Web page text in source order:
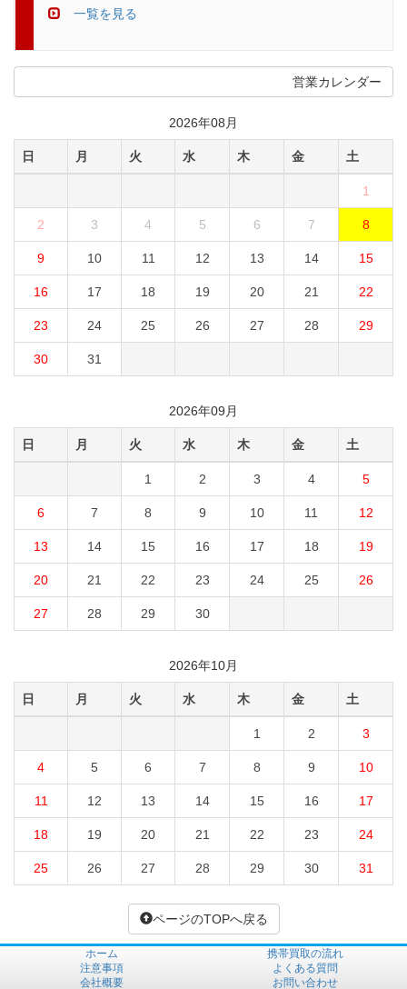
一覧を見る
営業カレンダー
2026年08月
日 月 火 水 木 金 土
1
2 3 4 5 6 7 8
9 10 11 12 13 14 15
16 17 18 19 20 21 22
23 24 25 26 27 28 29
30 31
2026年09月
日 月 火 水 木 金 土
1 2 3 4 5
6 7 8 9 10 11 12
13 14 15 16 17 18 19
20 21 22 23 24 25 26
27 28 29 30
2026年10月
日 月 火 水 木 金 土
1 2 3
4 5 6 7 8 9 10
11 12 13 14 15 16 17
18 19 20 21 22 23 24
25 26 27 28 29 30 31
ページのTOPへ戻る
ホーム
携帯買取の流れ
注意事項
よくある質問
会社概要
お問い合わせ